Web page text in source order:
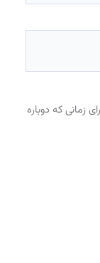
زمانی که دوباره